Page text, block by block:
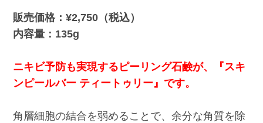
販売価格：¥2,750（税込）
内容量：135g
ニキビ予防も実現するピーリング石鹸が、『スキ
ンピールバー ティートゥリー』です。
角層細胞の結合を弱めることで、余分な角質を除